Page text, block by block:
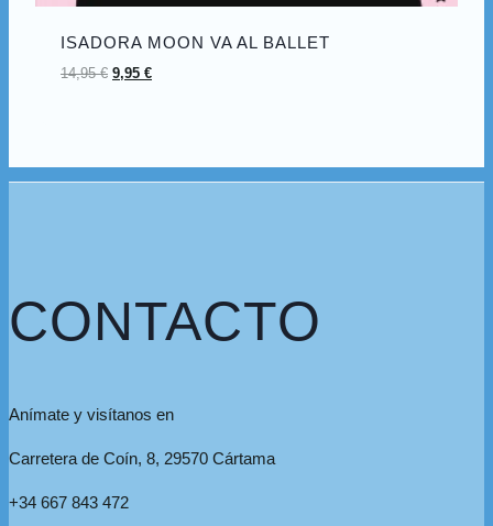
ISADORA MOON VA AL BALLET
14,95€ 9,95€
CONTACTO
Anímate y visítanos en
Carretera de Coín, 8, 29570 Cártama
+34 667 843 472